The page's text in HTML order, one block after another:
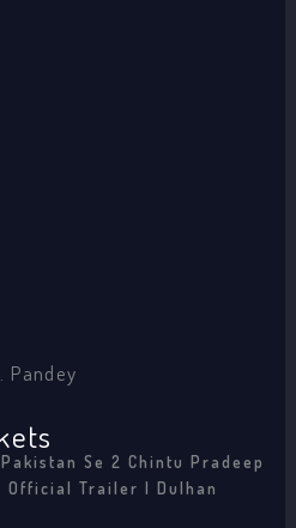
Pandey
Se 2 Chintu Pradeep
Official Trailer | Dulhan